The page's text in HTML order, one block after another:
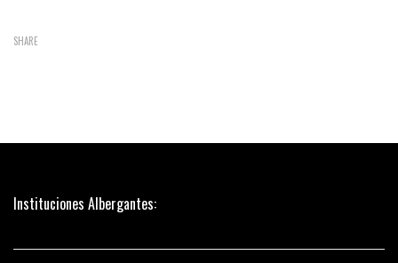
SHARE
Instituciones Albergantes: